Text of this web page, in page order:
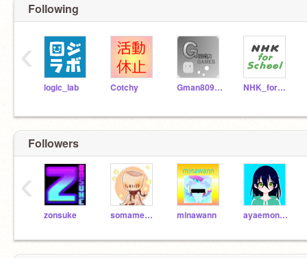
Following
logic_lab Cotchy Gman80908098098 NHK_for_School
‹
Followers
zonsuke somamegane minawann ayaemon2008
‹